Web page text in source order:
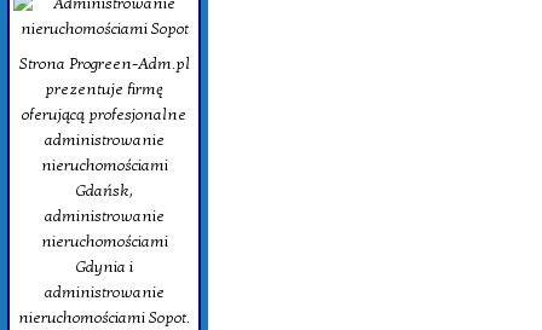
Strona Progreen-Adm.pl
prezentuje firmę
oferującą profesjonalne
administrowanie
nieruchomościami
Gdańsk,
administrowanie
nieruchomościami
Gdynia i
administrowanie
nieruchomościami Sopot.